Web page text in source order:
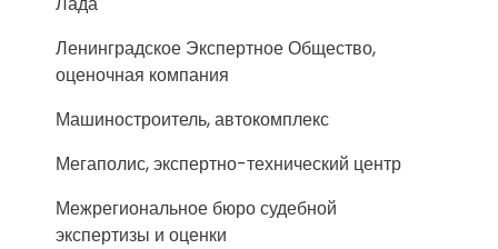
Ленинградское Экспертное Общество,
оценочная компания
Машиностроитель, автокомплекс
Мегаполис, экспертно-технический центр
Межрегиональное бюро судебной
экспертизы и оценки